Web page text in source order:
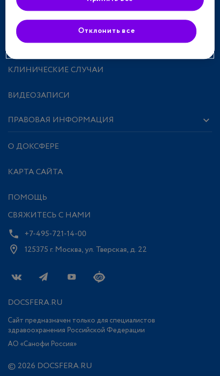
ПРЕПАРАТЫ
ИССЛЕДОВАНИЯ И СТАТЬИ
КЛИНИЧЕСКИЕ СЛУЧАИ
ВИДЕОЗАПИСИ
ПРАВОВАЯ ИНФОРМАЦИЯ
О ДОКСФЕРЕ
КАРТА САЙТА
ПОМОЩЬ
СВЯЖИТЕСЬ С НАМИ
+7-495-721-14-00
125375 г. Москва, ул. Тверская, д. 22
DOCSFERA.RU
Сайт предназначен только для специалистов
здравоохранения Российской Федерации
АО «Санофи Россия»
© 2026 DOCSFERA.RU
Отклонить все